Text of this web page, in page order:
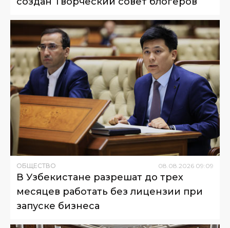
ОБЩЕСТВО 08 08 2026 09:09
В Узбекистане разрешат до трех
месяцев работать без лицензии при
запуске бизнеса